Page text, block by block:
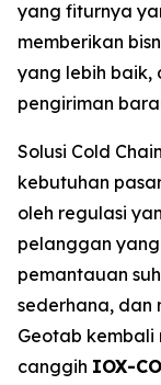
yang fiturnya
memberikan
yang lebih baik,
pengiriman
Solusi Cold Chain
kebutuhan
oleh regulasi
pelanggan
pemantauan
sederhana, dan
Geotab
canggih IOX-